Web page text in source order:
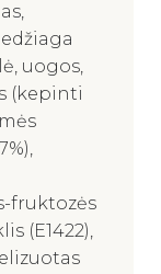
uogos,
(kepinti
fruktozės
(E1422),